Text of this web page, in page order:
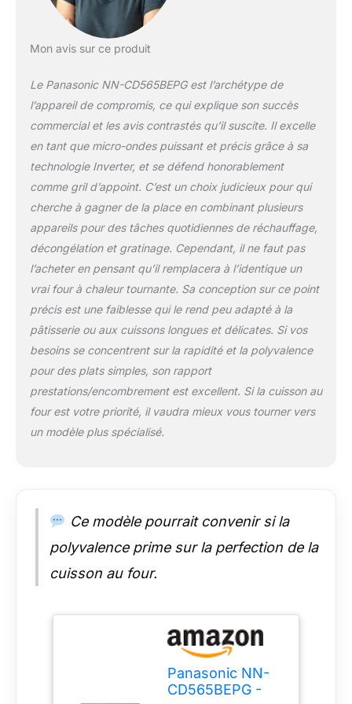
que la nourriture ne
des endroits ou trop
chaude à d’autres.
Avec notre
Technologie Inverter
chauffer et
décongeler les
aliments les plus
délicats et ceci en un
temps record.
Chaleur tournante
100 – 220°C Ce
micro-ondes
combiné est équipé
d’un gril à quartz. Le
quartz est une lampe.
Il n’y a donc pas
d’inertie et le temps
de chauffe est rapide.
consomme 10
percent d’électricité
en moins. Le Plat
pâtes par le dessous.
Le Plat Crispy permet
donc de réduire les
temps de cuisson.
Mon avis sur ce produit
Le Panasonic NN-CD565BEPG est l’archétype de
l’appareil de compromis, ce qui explique son succès
commercial et les avis contrastés qu’il suscite. Il excelle
en tant que micro-ondes puissant et précis grâce à sa
technologie Inverter, et se défend honorablement
comme gril d’appoint. C’est un choix judicieux pour qui
cherche à gagner de la place en combinant plusieurs
appareils pour des tâches quotidiennes de réchauffage,
décongélation et gratinage. Cependant, il ne faut pas
l’acheter en pensant qu’il remplacera à l’identique un
vrai four à chaleur tournante. Sa conception sur ce point
précis est une faiblesse qui le rend peu adapté à la
pâtisserie ou aux cuissons longues et délicates. Si vos
besoins se concentrent sur la rapidité et la polyvalence
pour des plats simples, son rapport
prestations/encombrement est excellent. Si la cuisson au
four est votre priorité, il vaudra mieux vous tourner vers
un modèle plus spécialisé.
Ce modèle pourrait convenir si la
polyvalence prime sur la perfection de la
cuisson au four.
Panasonic NN-
CD565BEPG -